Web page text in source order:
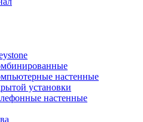
настенные
установки
настенные